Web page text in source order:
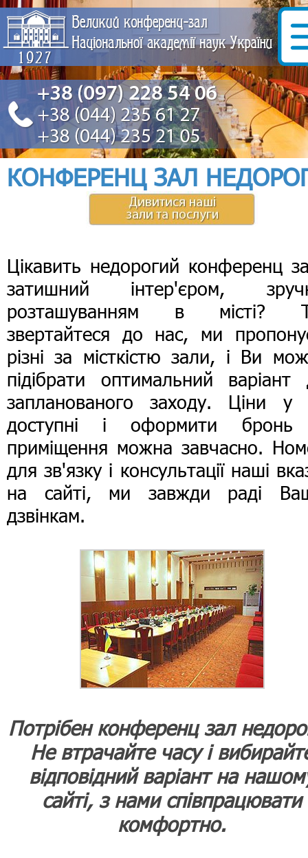
КОНФЕРЕНЦ ЗАЛ
Цікавить недорогий конференц
затишний інтер'єром,
розташуванням в місті?
звертайтеся до нас, ми
різні за місткістю зали, і Ви
підібрати оптимальний варіант
запланованого заходу. Ціни у
доступні і оформити
приміщення можна завчасно.
для зв'язку і консультації наші
на сайті, ми завжди раді
дзвінкам.
Потрібен конференц зал
Не втрачайте часу і
відповідний варіант на
сайті, з нами співпрацювати
комфортно.